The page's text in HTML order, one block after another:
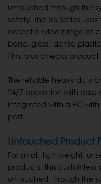
untouched through the
safety. The X5-Series
detect a wide range of
bone, glass, dense
film, plus checks product
The reliable heavy duty
24/7 operation with
integrated with a PC
port.
Untouched Product
For small, lightweight,
products, this curtainless
untouched through the